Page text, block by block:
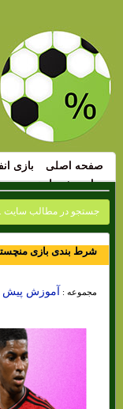
صفحه اصلی بازی
سایت شرط بندی
شرط بندی بازی
مجموعه : آموزش پیش